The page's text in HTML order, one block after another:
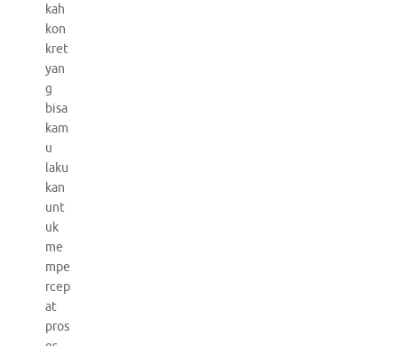
kah
kon
kret
yan
g
bisa
kam
u
laku
kan
unt
uk
me
mpe
rcep
at
pros